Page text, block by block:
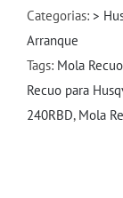
Categorias: >
Arranque
Tags: Mola Recuo
Recuo para
240RBD, Mola